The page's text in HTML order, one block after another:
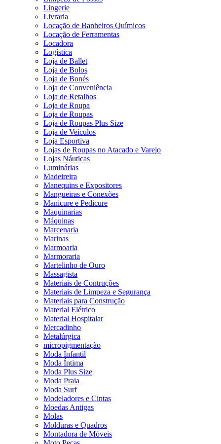
Lingerie
Livraria
Locação de Banheiros Químicos
Locação de Ferramentas
Locadora
Logística
Loja de Ballet
Loja de Bolos
Loja de Bonés
Loja de Conveniência
Loja de Retalhos
Loja de Roupa
Loja de Roupas
Loja de Roupas Plus Size
Loja de Veículos
Loja Esportiva
Lojas de Roupas no Atacado e Varejo
Lojas Náuticas
Luminárias
Madeireira
Manequins e Expositores
Mangueiras e Conexões
Manicure e Pedicure
Maquinarias
Máquinas
Marcenaria
Marinas
Marmoaria
Marmoraria
Martelinho de Ouro
Massagista
Materiais de Contruções
Materiais de Limpeza e Segurança
Materiais para Construção
Material Elétrico
Material Hospitalar
Mercadinho
Metalúrgica
micropigmentação
Moda Infantil
Moda Íntima
Moda Plus Size
Moda Praia
Moda Surf
Modeladores e Cintas
Moedas Antigas
Molas
Molduras e Quadros
Montadora de Móveis